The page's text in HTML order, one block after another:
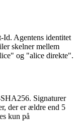
Id. Agentens identitet
skelner mellem
og "alice direkte".
Signaturer
der er ældre end 5
kun på